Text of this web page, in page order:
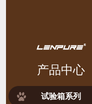
产品中心
试验箱系列